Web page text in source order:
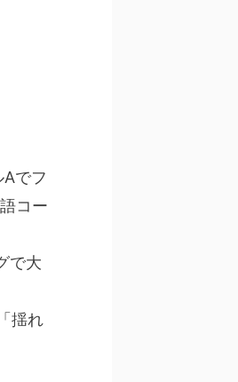
でフ
コー
で大
揺れ